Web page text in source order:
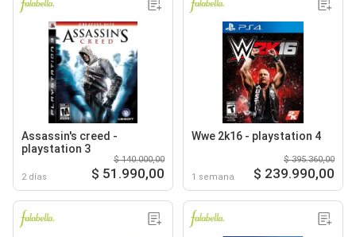
Assassin's creed -
playstation 3
2 días
$ 140.000,00
$ 51.990,00
Wwe 2k16 - playstation 4
1 semana
$ 395.360,00
$ 239.990,00